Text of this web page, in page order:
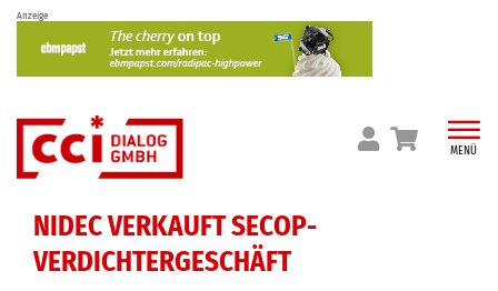
Skip
content
Anzeige
MENÜ
NIDEC VERKAUFT SECOP-
VERDICHTERGESCHÄFT